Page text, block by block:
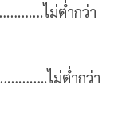
ไม่ต่ำกว่า
ไม่ต่ำกว่า